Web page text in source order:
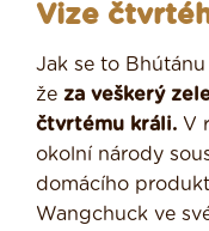
Vize
Jak se to
že za veškerý
čtvrtému králi. V
okolní národy
domácího
Wangchuck ve